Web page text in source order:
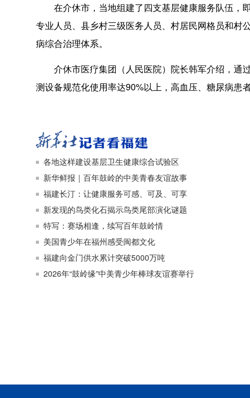
在介休市，当地组建了四支基层健康服务队伍，即“
专业人员、县乡村三级医务人员、村居民网格员和村
病综合治理体系。
介休市医疗集团（人民医院）院长韩军介绍，通
测设备规范化使用率达90%以上，高血压、糖尿病患
各地这样建设基层卫生健康综合试验区
新华鲜报｜百年鼓岭的中美青春友谊故事
福建长汀：让健康服务可感、可及、可享
新发现的鸟类化石揭示鸟类尾部演化谜题
特写：赛场相逢，续写百年鼓岭情
美国青少年在福州感受闽都文化
福建向金门供水累计突破5000万吨
2026年“鼓岭缘”中美青少年棒球友谊赛举行